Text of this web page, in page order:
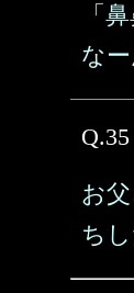
「
な
Q.35
お
ち